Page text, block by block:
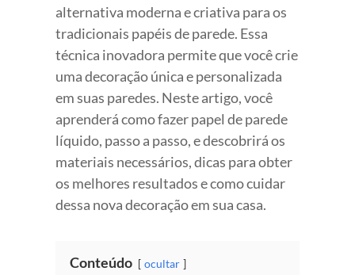
alternativa moderna e criativa para os
tradicionais papéis de parede. Essa
técnica inovadora permite que você crie
uma decoração única e personalizada
em suas paredes. Neste artigo, você
aprenderá como fazer papel de parede
líquido, passo a passo, e descobrirá os
materiais necessários, dicas para obter
os melhores resultados e como cuidar
dessa nova decoração em sua casa.
Conteúdo ocultar